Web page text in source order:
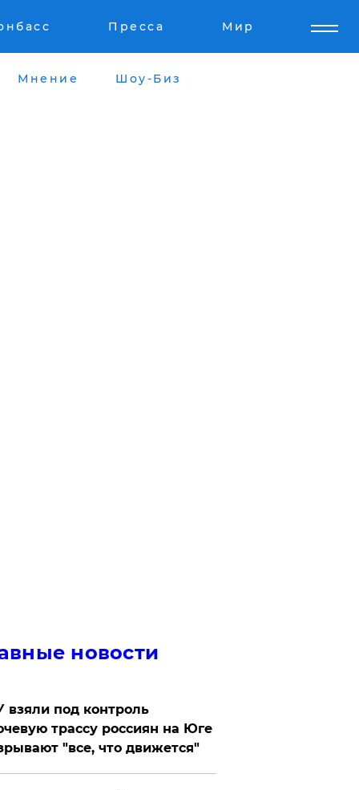
Пресса Мир
Мнение Шоу-Биз
новости
взяли под контроль
трассу россиян на Юге
"все, что движется"